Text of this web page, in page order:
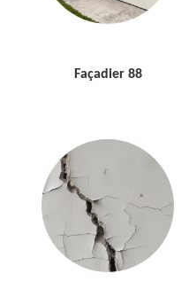
Façadier 88